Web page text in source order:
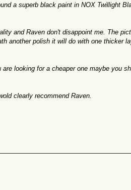
a superb black paint in NOX Twillight
and Raven don't disappoint me The
another polish it will do with one thicker
are looking for a cheaper one maybe you
clearly recommend Raven